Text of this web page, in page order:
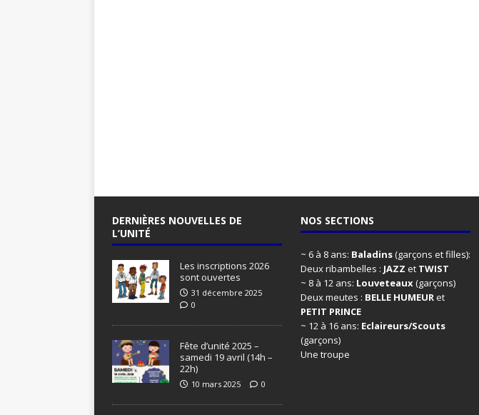
DERNIÈRES NOUVELLES DE
L’UNITÉ
Les inscriptions 2026
sont ouvertes
31 décembre 2025
0
Fête d’unité 2025 –
samedi 19 avril (14h –
22h)
10 mars 2025 0
NOS SECTIONS
~ 6 à 8 ans: Baladins(garçons et filles):
Deux ribambelles : JAZZ et TWIST
~ 8 à 12 ans: Louveteaux(garçons)
Deux meutes : BELLE HUMEURet
PETIT PRINCE
~ 12 à 16 ans: Eclaireurs/Scouts
(garçons)
Une troupe